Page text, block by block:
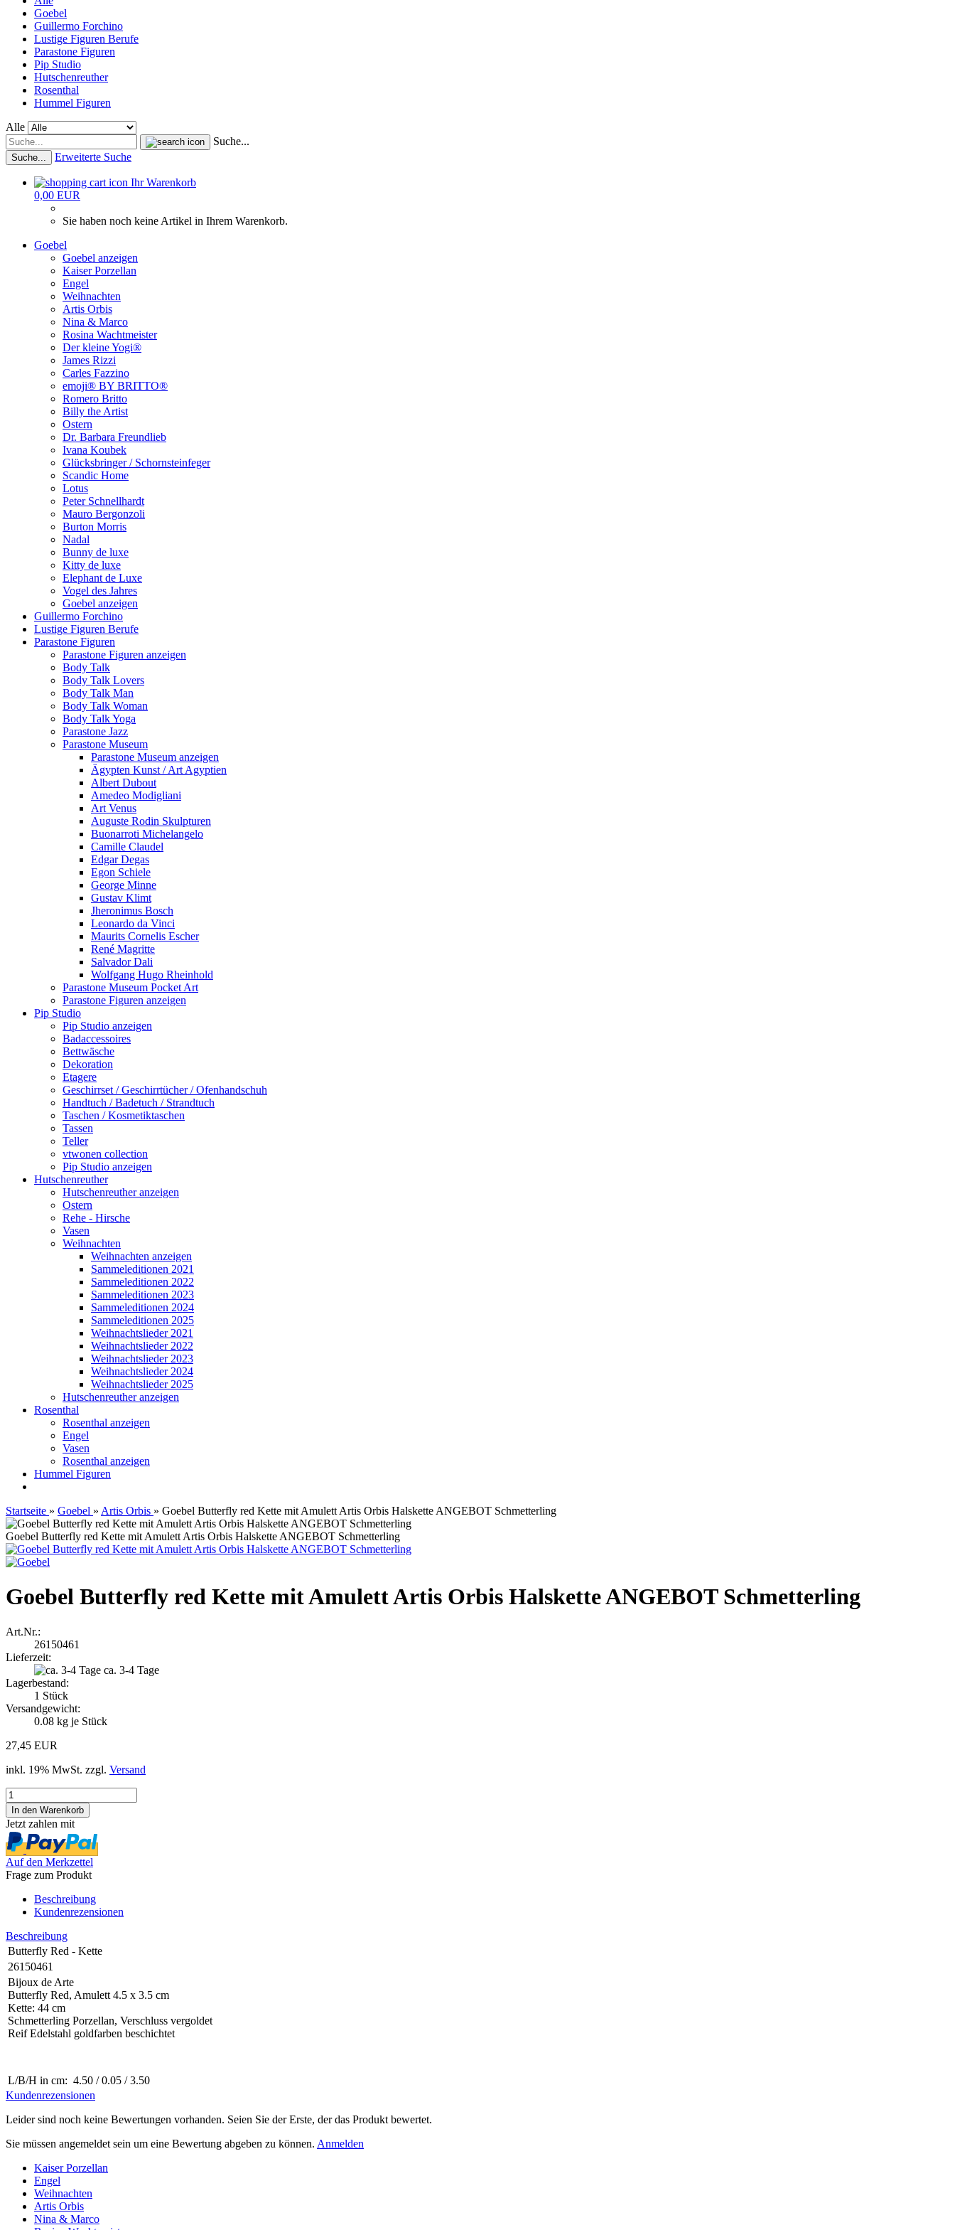
Goebel
Guillermo Forchino
Lustige Figuren Berufe
Parastone Figuren
Pip Studio
Hutschenreuther
Rosenthal
Hummel Figuren
Alle
Suche...
Suche... Erweiterte Suche
Ihr Warenkorb
0,00 EUR
Sie haben noch keine Artikel in Ihrem Warenkorb.
Goebel
Goebel anzeigen
Kaiser Porzellan
Engel
Weihnachten
Artis Orbis
Nina & Marco
Rosina Wachtmeister
Der kleine Yogi®
James Rizzi
Carles Fazzino
emoji® BY BRITTO®
Romero Britto
Billy the Artist
Ostern
Dr. Barbara Freundlieb
Ivana Koubek
Glücksbringer / Schornsteinfeger
Scandic Home
Lotus
Peter Schnellhardt
Mauro Bergonzoli
Burton Morris
Nadal
Bunny de luxe
Kitty de luxe
Elephant de Luxe
Vogel des Jahres
Goebel anzeigen
Guillermo Forchino
Lustige Figuren Berufe
Parastone Figuren
Parastone Figuren anzeigen
Body Talk
Body Talk Lovers
Body Talk Man
Body Talk Woman
Body Talk Yoga
Parastone Jazz
Parastone Museum
Parastone Museum anzeigen
Ägypten Kunst / Art Agyptien
Albert Dubout
Amedeo Modigliani
Art Venus
Auguste Rodin Skulpturen
Buonarroti Michelangelo
Camille Claudel
Edgar Degas
Egon Schiele
George Minne
Gustav Klimt
Jheronimus Bosch
Leonardo da Vinci
Maurits Cornelis Escher
René Magritte
Salvador Dali
Wolfgang Hugo Rheinhold
Parastone Museum Pocket Art
Parastone Figuren anzeigen
Pip Studio
Pip Studio anzeigen
Badaccessoires
Bettwäsche
Dekoration
Etagere
Geschirrset / Geschirrtücher / Ofenhandschuh
Handtuch / Badetuch / Strandtuch
Taschen / Kosmetiktaschen
Tassen
Teller
vtwonen collection
Pip Studio anzeigen
Hutschenreuther
Hutschenreuther anzeigen
Ostern
Rehe - Hirsche
Vasen
Weihnachten
Weihnachten anzeigen
Sammeleditionen 2021
Sammeleditionen 2022
Sammeleditionen 2023
Sammeleditionen 2024
Sammeleditionen 2025
Weihnachtslieder 2021
Weihnachtslieder 2022
Weihnachtslieder 2023
Weihnachtslieder 2024
Weihnachtslieder 2025
Hutschenreuther anzeigen
Rosenthal
Rosenthal anzeigen
Engel
Vasen
Rosenthal anzeigen
Hummel Figuren
Startseite » Goebel » Artis Orbis » Goebel Butterfly red Kette mit Amulett Artis Orbis Halskette ANGEBOT Schmetterling
Goebel Butterfly red Kette mit Amulett Artis Orbis Halskette ANGEBOT Schmetterling
Goebel Butterfly red Kette mit Amulett Artis Orbis Halskette ANGEBOT Schmetterling
Art.Nr.:
26150461
Lieferzeit:
ca. 3-4 Tage
Lagerbestand:
1 Stück
Versandgewicht:
0.08 kg je Stück
27,45 EUR
inkl. 19% MwSt. zzgl. Versand
Jetzt zahlen mit
Auf den Merkzettel
Frage zum Produkt
Beschreibung
Kundenrezensionen
Beschreibung
Butterfly Red - Kette
26150461
Bijoux de Arte
Butterfly Red, Amulett 4.5 x 3.5 cm
Kette: 44 cm
Schmetterling Porzellan, Verschluss vergoldet
Reif Edelstahl goldfarben beschichtet
L/B/H in cm: 4.50 / 0.05 / 3.50
Kundenrezensionen
Leider sind noch keine Bewertungen vorhanden. Seien Sie der Erste, der das Produkt bewertet.
Sie müssen angemeldet sein um eine Bewertung abgeben zu können. Anmelden
Kaiser Porzellan
Engel
Weihnachten
Artis Orbis
Nina & Marco